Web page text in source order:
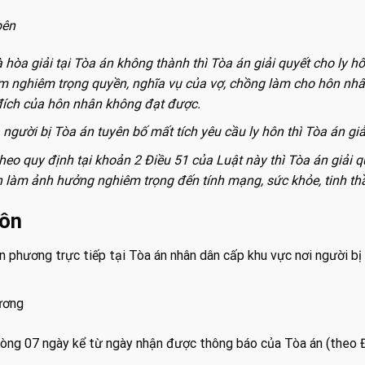
giải tại Tòa án không thành thì Tòa án giải quyết cho ly
nghiêm trọng quyền, nghĩa vụ của vợ, chồng làm cho hôn
của hôn nhân không đạt được.
bị Tòa án tuyên bố mất tích yêu cầu ly hôn thì Tòa án
quy định tại khoản 2 Điều 51 của Luật này thì Tòa án giải
ảnh hưởng nghiêm trọng đến tính mạng, sức khỏe, tinh
phương trực tiếp tại Tòa án nhân dân cấp khu vực nơi người
07 ngày kể từ ngày nhận được thông báo của Tòa án